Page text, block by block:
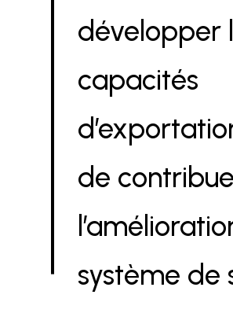
développer
capacités
de
système de